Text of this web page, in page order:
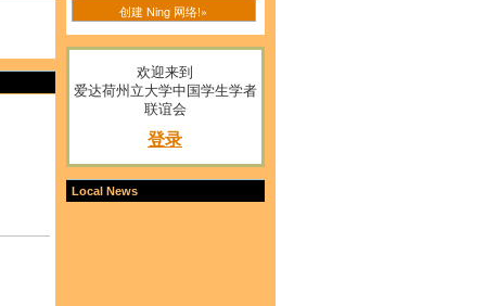
创建 Ning 网络!»
欢迎来到
爱达荷州立大学中国学生学者
联谊会
登录
Local News